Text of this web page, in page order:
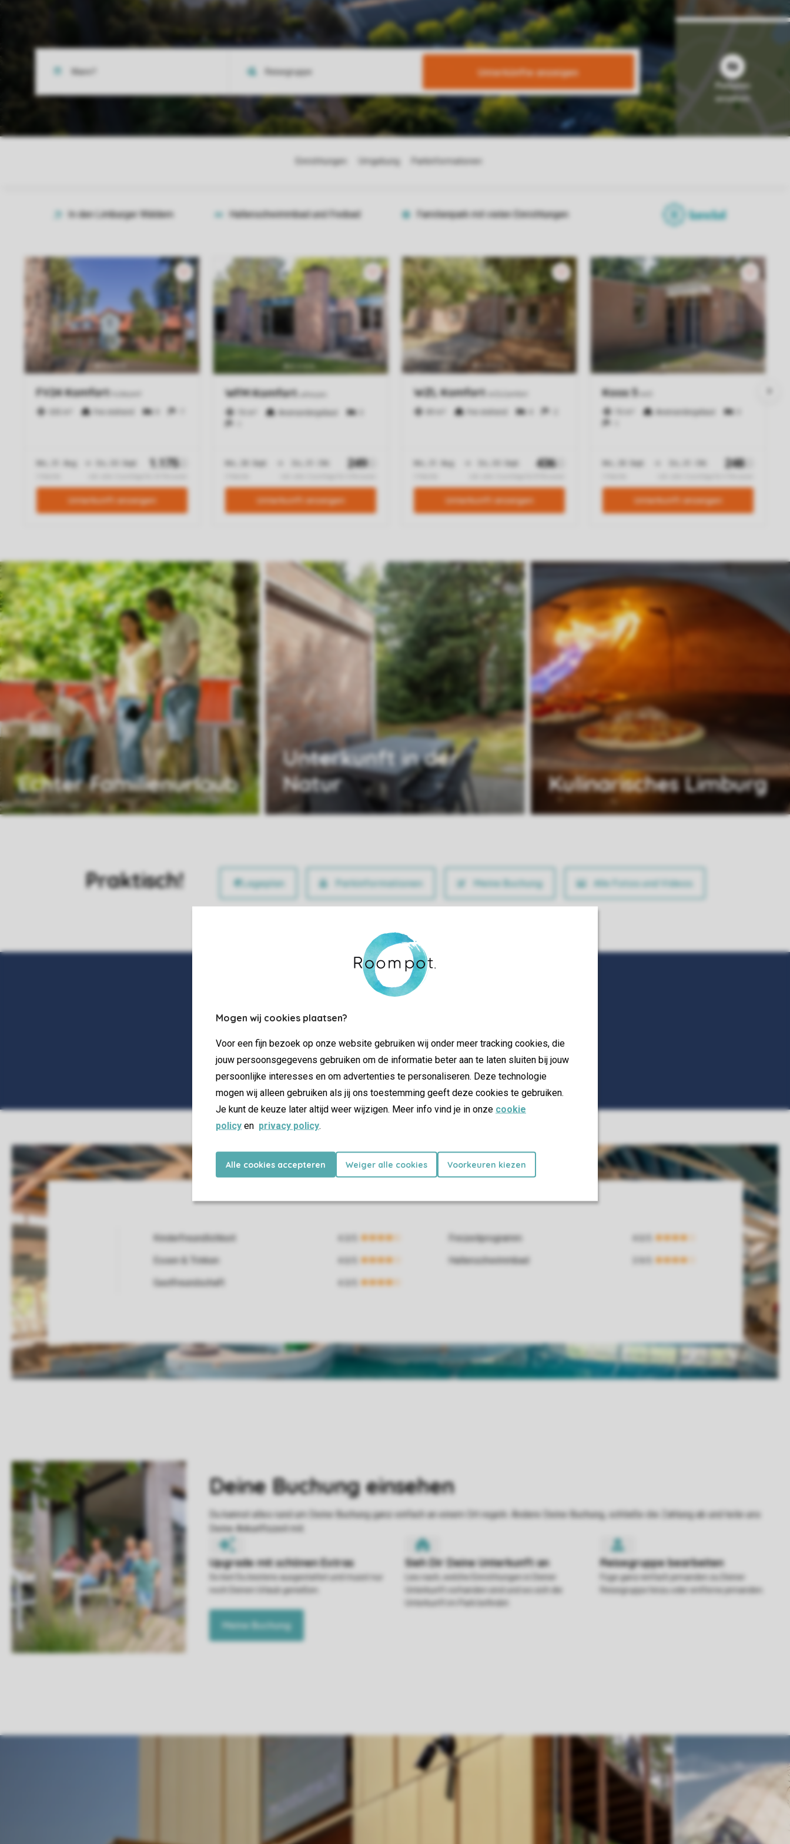
Mogen wij cookies plaatsen?
Voor een fijn bezoek op onze website gebruiken wij onder meer tracking cookies, die
jouw persoonsgegevens gebruiken om de informatie beter aan te laten sluiten bij jouw
persoonlijke interesses en om advertenties te personaliseren. Deze technologie
mogen wij alleen gebruiken als jij ons toestemming geeft deze cookies te gebruiken.
Je kunt de keuze later altijd weer wijzigen. Meer info vind je in onze cookie
policy en privacy policy.
Alle cookies accepteren Weiger alle cookies Voorkeuren kiezen
Unterkünfte anzeigen
Echter Familienurlaub
Unterkunft in der
Natur
Kulinarisches Limburg
Praktisch! Parkinformationen Meine Buchung Alle Fotos und Videos
Service Rating from our guests
Kinderfreundlichkeit
Freizeitprogramm
Essen & Trinken
Hallenschwimmbad
Gastfreundschaft
So bist Du bestens ausgestattet und musst nur
noch Deinen Urlaub genießen.
Lies nach, welche Einrichtungen in Deiner
Unterkunft vorhanden sind und wo sich die
Unterkunft im Park befindet.
Füge ganz einfach jemanden zu Deiner
Reisegruppe hinzu oder entferne jemanden.
Meine Buchung